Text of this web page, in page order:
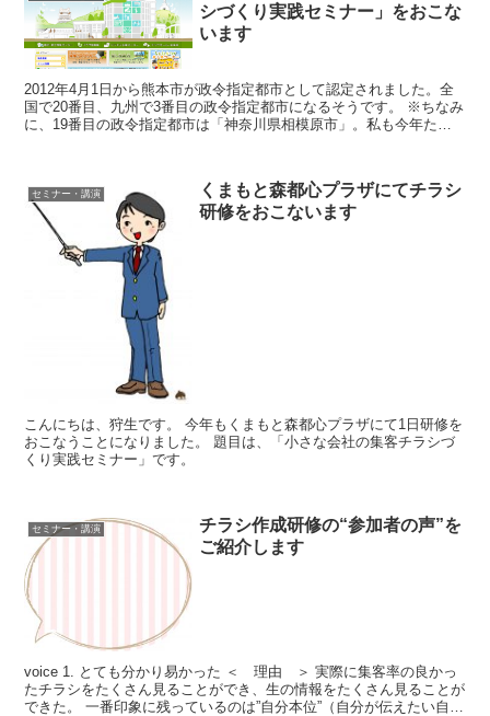
シづくり実践セミナー」をおこな
います
2012年4月1日から熊本市が政令指定都市として認定されました。全
国で20番目、九州で3番目の政令指定都市になるそうです。 ※ちなみ
に、19番目の政令指定都市は「神奈川県相模原市」。私も今年たま
セミナー・講演
くまもと森都心プラザにてチラシ
研修をおこないます
こんにちは、狩生です。 今年もくまもと森都心プラザにて1日研修を
おこなうことになりました。 題目は、「小さな会社の集客チラシづ
くり実践セミナー」です。
セミナー・講演
チラシ作成研修の“参加者の声”を
ご紹介します
voice 1. とても分かり易かった ＜ 理由 ＞ 実際に集客率の良かっ
たチラシをたくさん見ることができ、生の情報をたくさん見ることが
できた。 一番印象に残っているのは”自分本位”（自分が伝えたい自社